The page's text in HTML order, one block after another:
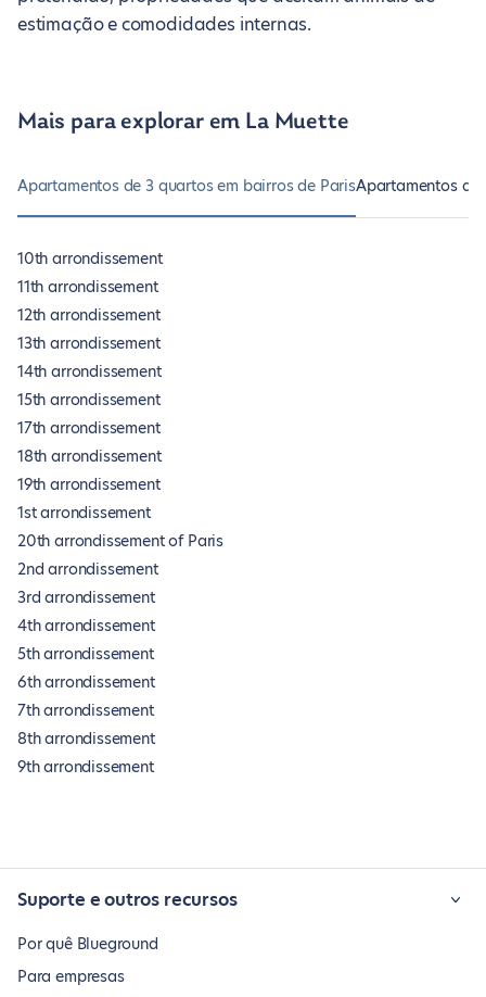
estimação e comodidades internas.
Mais para explorar em La Muette
Apartamentos de 3 quartos em bairros de ParisApartamentos de
10th arrondissement
11th arrondissement
12th arrondissement
13th arrondissement
14th arrondissement
15th arrondissement
17th arrondissement
18th arrondissement
19th arrondissement
1st arrondissement
20th arrondissement of Paris
2nd arrondissement
3rd arrondissement
4th arrondissement
5th arrondissement
6th arrondissement
7th arrondissement
8th arrondissement
9th arrondissement
Suporte e outros recursos
Por quê Blueground
Para empresas